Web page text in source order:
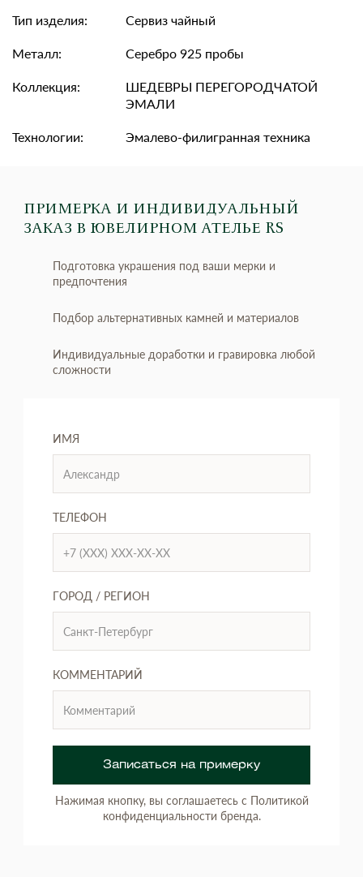
Тип изделия:
Сервиз чайный
Металл:
Серебро 925 пробы
Коллекция:
ШЕДЕВРЫ ПЕРЕГОРОДЧАТОЙ
ЭМАЛИ
Технологии:
Эмалево-филигранная техника
ПРИМЕРКА И ИНДИВИДУАЛЬНЫЙ
ЗАКАЗ В ЮВЕЛИРНОМ АТЕЛЬЕ RS
Подготовка украшения под ваши мерки и
предпочтения
Подбор альтернативных камней и материалов
Индивидуальные доработки и гравировка любой
сложности
ИМЯ
ТЕЛЕФОН
ГОРОД / РЕГИОН
КОММЕНТАРИЙ
Записаться на примерку
Нажимая кнопку, вы соглашаетесь с Политикой
конфиденциальности бренда.